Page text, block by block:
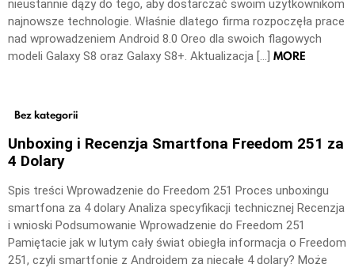
nieustannie dąży do tego, aby dostarczać swoim użytkownikom
najnowsze technologie. Właśnie dlatego firma rozpoczęła prace
nad wprowadzeniem Android 8.0 Oreo dla swoich flagowych
modeli Galaxy S8 oraz Galaxy S8+. Aktualizacja […] MORE
Bez kategorii
Unboxing i Recenzja Smartfona Freedom 251 za
4 Dolary
Spis treści Wprowadzenie do Freedom 251 Proces unboxingu
smartfona za 4 dolary Analiza specyfikacji technicznej Recenzja
i wnioski Podsumowanie Wprowadzenie do Freedom 251
Pamiętacie jak w lutym cały świat obiegła informacja o Freedom
251, czyli smartfonie z Androidem za niecałe 4 dolary? Może